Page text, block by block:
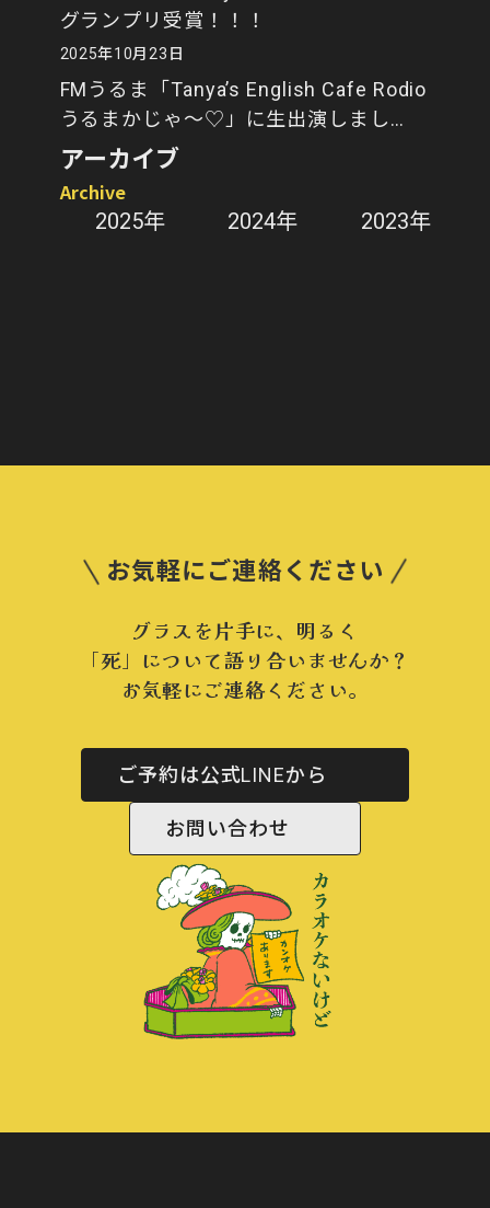
グランプリ受賞！！！
2025年10月23日
FMうるま「Tanya’s English Cafe Rodio
うるまかじゃ～♡」に生出演しまし
た！
アーカイブ
Archive
2025年
2024年 2023年
お気軽にご連絡ください
グラスを片手に、明るく
「死」について語り合いませんか？
お気軽にご連絡ください。
ご予約は公式LINEから
お問い合わせ